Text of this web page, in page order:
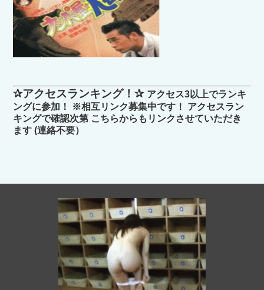
✰アクセスランキング！✰ アクセス3以上でランキ
ングに参加！ ※相互リンク募集中です！ アクセスラン
キングで確認次第 こちらからもリンクさせていただき
ます (連絡不要）